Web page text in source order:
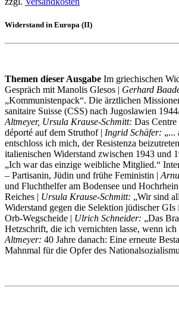
Widerstand in Europa (II)
Themen dieser Ausgabe Im griechischen
Gespräch mit Manolis Glesos | Gerhard
„Kommunistenpack“. Die ärztlichen
sanitaire Suisse (CSS) nach Jugoslawien
Altmeyer, Ursula Krause-Schmitt: Das Centre
déporté auf dem Struthof | Ingrid Schäfer: „...
entschloss ich mich, der Resistenza
italienischen Widerstand zwischen 1943 und
„Ich war das einzige weibliche Mitglied.“
– Partisanin, Jüdin und frühe Feministin |
und Fluchthelfer am Bodensee und
Reiches | Ursula Krause-Schmitt: „Wir sind
Widerstand gegen die Selektion jüdischer
Orb-Wegscheide | Ulrich Schneider: „Das
Hetzschrift, die ich vernichten lasse, wenn ich
Altmeyer: 40 Jahre danach: Eine erneute
Mahnmal für die Opfer des